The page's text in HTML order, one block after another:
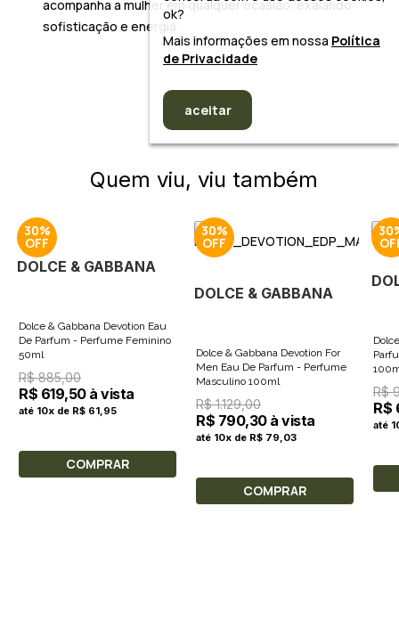
acompanha a mulher em qualquer ocasião, exalando
sofisticação e energia.
Quem viu, viu também
30%
DOLCE & GABBANA
Dolce & Gabbana Devotion Eau
De Parfum - Perfume Feminino
50ml
R$ 885,00
R$ 619,50 à vista
até 10x de R$ 61,95
COMPRAR
30%
DOLCE & GABBANA
Dolce & Gabbana Devotion For
Men Eau De Parfum - Perfume
Masculino 100ml
R$ 1.129,00
R$ 790,30 à vista
até 10x de R$ 79,03
COMPRAR
R$
R$
até
ok?
Mais informações em nossa Política
de Privacidade
aceitar